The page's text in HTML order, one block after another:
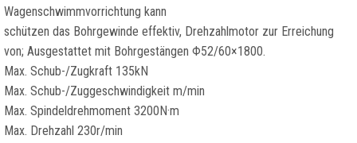
Wagenschwimmvorrichtung kann
schützen das Bohrgewinde effektiv, Drehzahlmotor zur Erreichung
von; Ausgestattet mit Bohrgestängen Φ52/60×1800.
Max. Schub-/Zugkraft 135kN
Max. Schub-/Zuggeschwindigkeit m/min
Max. Spindeldrehmoment 3200N·m
Max. Drehzahl 230r/min